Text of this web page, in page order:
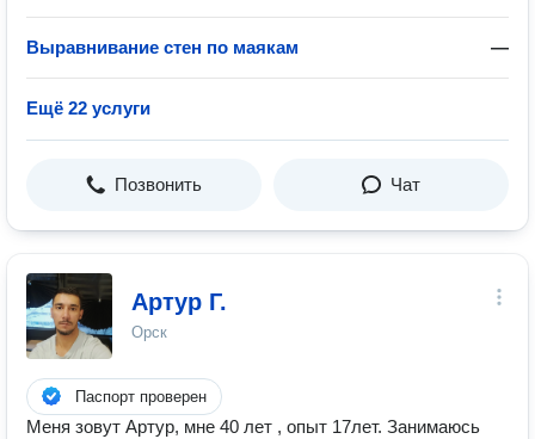
Выравнивание стен по маякам —
Ещё 22 услуги
Позвонить Чат
Артур Г.
Орск
Паспорт проверен
Меня зовут Артур, мне 40 лет , опыт 17лет. Занимаюсь